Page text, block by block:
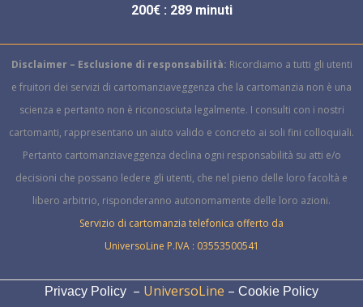
200€ : 289 minuti
Disclaimer – Esclusione di responsabilità: Ricordiamo a tutti gli utenti
e fruitori dei servizi di cartomanziaveggenza che la cartomanzia non è una
scienza e pertanto non è riconosciuta legalmente. I consulti con i nostri
cartomanti, rappresentano un aiuto valido e concreto ai soli fini colloquiali.
Pertanto cartomanziaveggenza declina ogni responsabilità su atti e/o
decisioni che possano ledere gli utenti, che nel pieno delle loro facoltà e
libero arbitrio, risponderanno autonomamente delle loro azioni.
Servizio di cartomanzia telefonica offerto da
UniversoLine P.IVA : 03553500541
Privacy Policy – UniversoLine – Cookie Policy